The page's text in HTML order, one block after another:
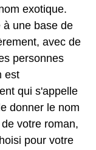
exotique.
à une base de
avec de
personnes
est
qui s'appelle
donner le nom
votre roman,
pour votre